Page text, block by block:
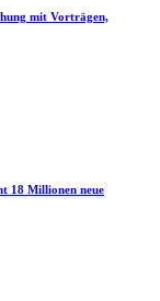
mit Vorträgen,
18 Millionen neue